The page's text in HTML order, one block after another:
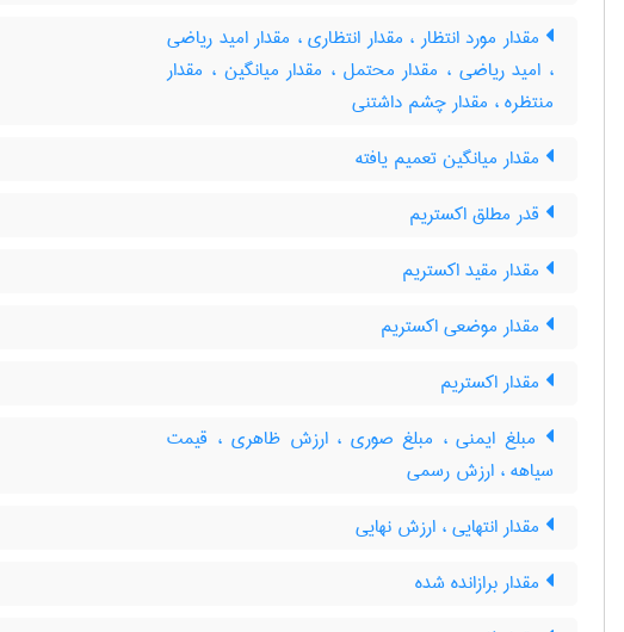
مقدار مورد انتظار ، مقدار انتظاری ، مقدار امید ریاضی
، امید ریاضی ، مقدار محتمل ، مقدار میانگین ، مقدار
منتظره ، مقدار چشم داشتنی
مقدار میانگین تعمیم یافته
قدر مطلق اکستریم
مقدار مقید اکستریم
مقدار موضعی اکستریم
مقدار اکستریم
مبلغ ایمنی ، مبلغ صوری ، ارزش ظاهری ، قیمت
سیاهه ، ارزش رسمی
مقدار انتهایی ، ارزش نهایی
مقدار برازانده شده